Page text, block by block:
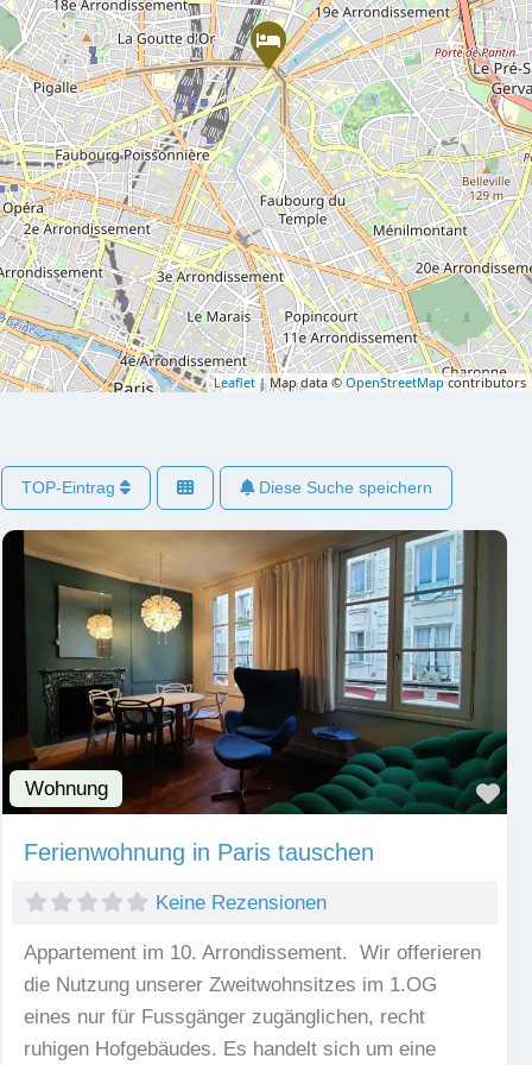
Leaflet| Map data ©OpenStreetMapcontributors
TOP-Eintrag Diese Suche speichern
Wohnung
Ferienwohnung in Paris tauschen
Keine Rezensionen
Appartement im 10. Arrondissement. Wir offerieren
die Nutzung unserer Zweitwohnsitzes im 1.OG
eines nur für Fussgänger zugänglichen, recht
ruhigen Hofgebäudes. Es handelt sich um eine